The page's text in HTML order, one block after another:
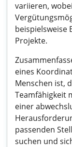
variieren,
beispielsweise
Projekte.
eines
Menschen ist,
Teamfähigkeit
einer
passenden
suchen und